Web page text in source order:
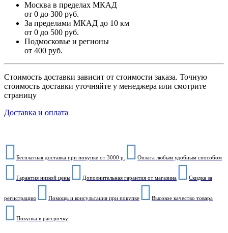
Москва в пределах МКАД
от 0 до 300 руб.
За пределами МКАД до 10 км
от 0 до 500 руб.
Подмосковье и регионы
от 400 руб.
Стоимость доставки зависит от стоимости заказа. Точную
стоимость доставки уточняйте у менеджера или смотрите
страницу
Доставка и оплата
Бесплатная доставка при покупке от 3000 р. Оплата любым удобным способом
Гарантия низкой цены Дополнительная гарантия от магазина Скидка за
регистрацию Помощь и консультация при покупке Высокое качество товара
Покупка в рассрочку